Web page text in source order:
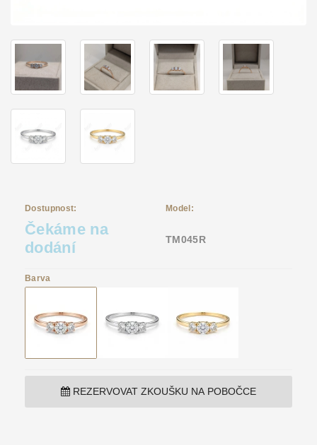
Dostupnost: Model:
Čekáme na
dodání
TM045R
Barva
REZERVOVAT ZKOUŠKU NA POBOČCE